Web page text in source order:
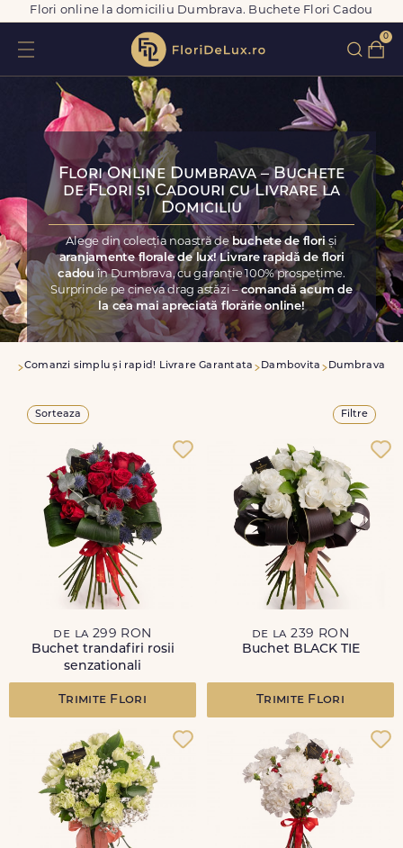
Flori online la domiciliu Dumbrava. Buchete Flori Cadou
0
Flori Online Dumbrava – Buchete
de Flori și Cadouri cu Livrare la
Domiciliu
Alege din colecția noastră de buchete de floriși
aranjamente florale de lux! Livrare rapidă de flori
cadou în Dumbrava, cu garanție 100% prospețime.
Surprinde pe cineva drag astăzi –comandă acum de
la cea mai apreciată florărie online!
Comanzi simplu și rapid! Livrare Garantata Dambovita Dumbrava
Sorteaza Filtre
de la 299 RON
Buchet trandafiri rosii
senzationali
Trimite Flori
de la 239 RON
Buchet BLACK TIE
Trimite Flori